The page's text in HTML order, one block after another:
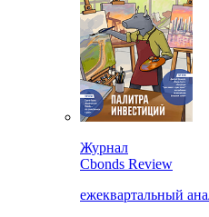
Журнал
Cbonds Review
ежеквартальный